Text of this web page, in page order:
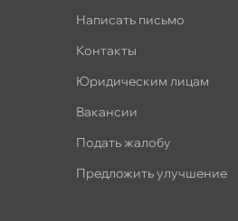
Написать письмо
Контакты
Юридическим лицам
акансии
Подать жалобу
Предложить улучшение